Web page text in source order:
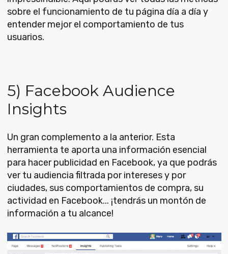
sobre el funcionamiento de tu página día a día y
entender mejor el comportamiento de tus
usuarios.
5) Facebook Audience
Insights
Un gran complemento a la anterior. Esta
herramienta te aporta una información esencial
para hacer publicidad en Facebook, ya que podrás
ver tu audiencia filtrada por intereses y por
ciudades, sus comportamientos de compra, su
actividad en Facebook... ¡tendrás un montón de
información a tu alcance!